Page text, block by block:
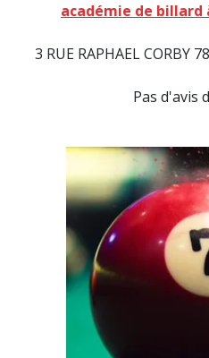
académie de billard
3 RUE RAPHAEL CORBY
Pas d'avis